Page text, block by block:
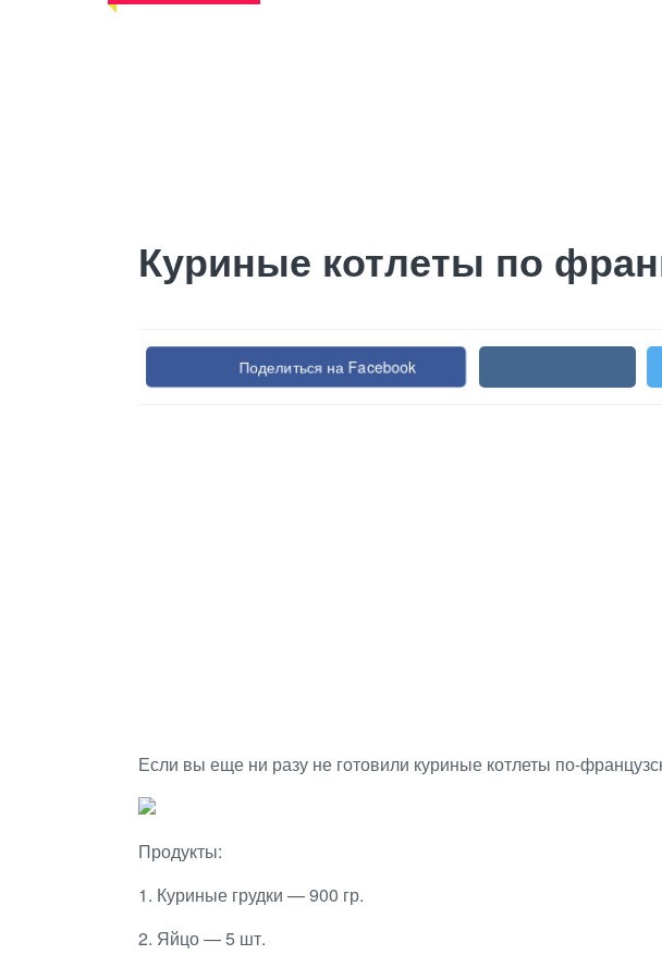
Куриные котлеты по
Поделиться на Facebook
Если вы еще ни разу не готовили куриные котлеты по-
Продукты:
1. Куриные грудки — 900 гр.
2. Яйцо — 5 шт.